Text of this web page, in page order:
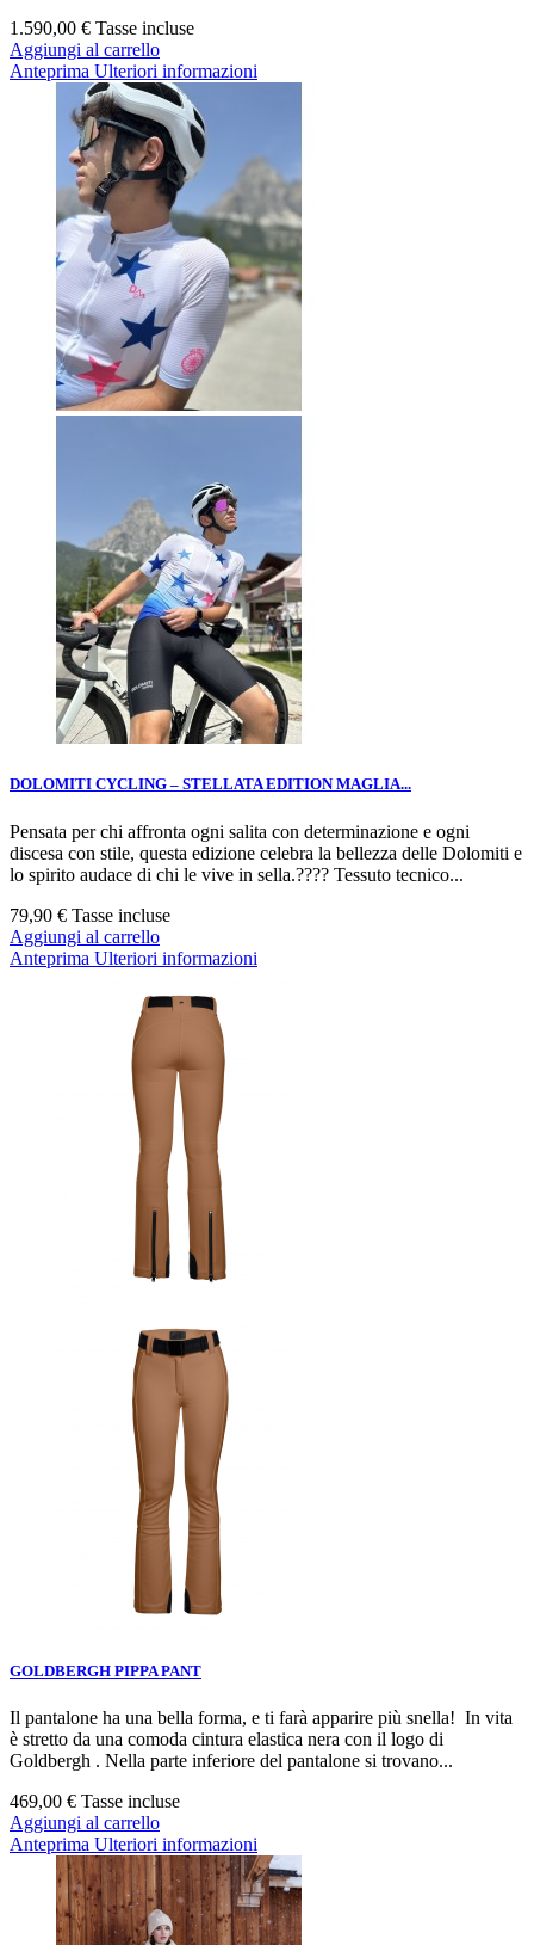
1.590,00 € Tasse incluse
Aggiungi al carrello
Anteprima Ulteriori informazioni
DOLOMITI CYCLING – STELLATA EDITION MAGLIA...
Pensata per chi affronta ogni salita con determinazione e ogni
discesa con stile, questa edizione celebra la bellezza delle Dolomiti e
lo spirito audace di chi le vive in sella.???? Tessuto tecnico...
79,90 € Tasse incluse
Aggiungi al carrello
Anteprima Ulteriori informazioni
GOLDBERGH PIPPA PANT
Il pantalone ha una bella forma, e ti farà apparire più snella! In vita
è stretto da una comoda cintura elastica nera con il logo di
Goldbergh . Nella parte inferiore del pantalone si trovano...
469,00 € Tasse incluse
Aggiungi al carrello
Anteprima Ulteriori informazioni